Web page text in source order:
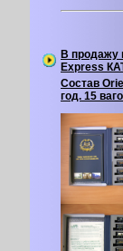
В продажу
Express
Состав
год. 15